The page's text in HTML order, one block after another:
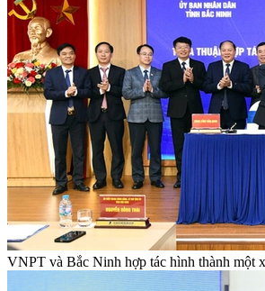
VNPT và Bắc Ninh hợp tác hình thành một